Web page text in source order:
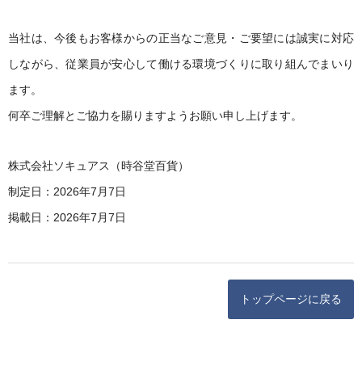
当社は、今後もお客様からの正当なご意見・ご要望には誠実に対応
しながら、従業員が安心して働ける環境づくりに取り組んでまいり
ます。
何卒ご理解とご協力を賜りますようお願い申し上げます。
株式会社ソキュアス（時谷堂百貨）
制定日：2026年7月7日
掲載日：2026年7月7日
トップページに戻る